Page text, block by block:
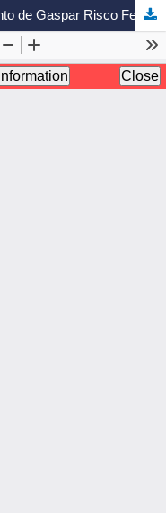
Sobre la recepción del pensamiento de Gaspar Risco Fernández en Santiago del Estero y Tucumán. Un aporte para la construcción de una “micro-historia” de las ideas en el noroeste argentino